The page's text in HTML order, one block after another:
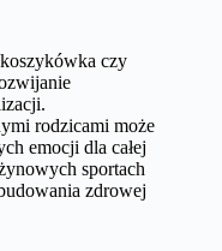
czy
rodzicami może
emocji dla całej
sportach
zdrowej